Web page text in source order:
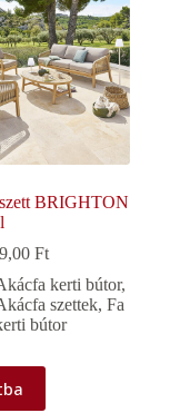
BRIGHTON
Ft
kerti bútor,
szettek,Fa
bútor